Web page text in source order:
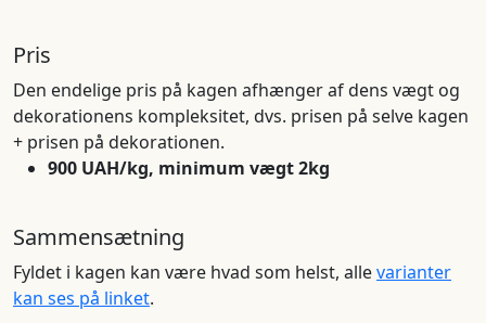
Pris
Den endelige pris på kagen afhænger af dens vægt og
dekorationens kompleksitet, dvs. prisen på selve kagen
+ prisen på dekorationen.
900 UAH/kg, minimum vægt 2kg
Sammensætning
Fyldet i kagen kan være hvad som helst, allevarianter
kan ses på linket.